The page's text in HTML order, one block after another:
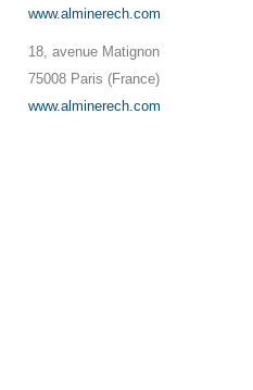
www.alminerech.com
18, avenue Matignon
75008 Paris (France)
www.alminerech.com